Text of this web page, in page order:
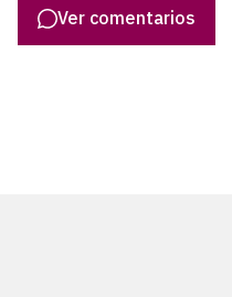
Ver comentarios